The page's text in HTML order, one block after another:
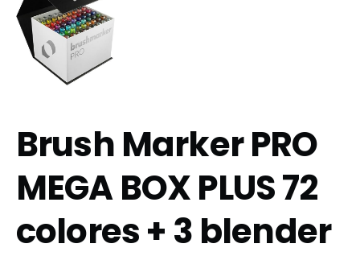
Brush Marker PRO
MEGA BOX PLUS 72
colores + 3 blender